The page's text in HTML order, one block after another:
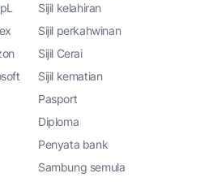
Sijil kelahiran
Sijil perkahwinan
Sijil Cerai
Sijil kematian
Pasport
Diploma
Penyata bank
Sambung semula